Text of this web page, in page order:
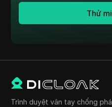
Thử
Trình duyệt vân tay chống